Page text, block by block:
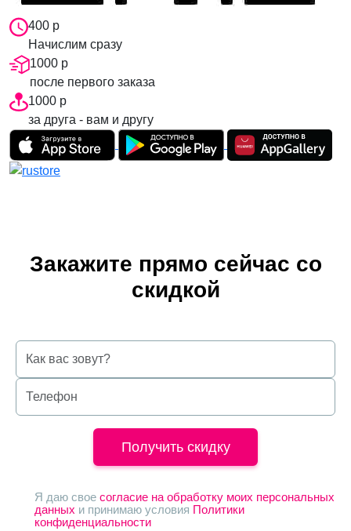
400 р
Начислим сразу
1000 р
после первого заказа
1000 р
за друга - вам и другу
Закажите прямо сейчас со
скидкой
Получить скидку
Я даю свое согласие на обработку моих персональных
данных и принимаю условия Политики
конфиденциальности